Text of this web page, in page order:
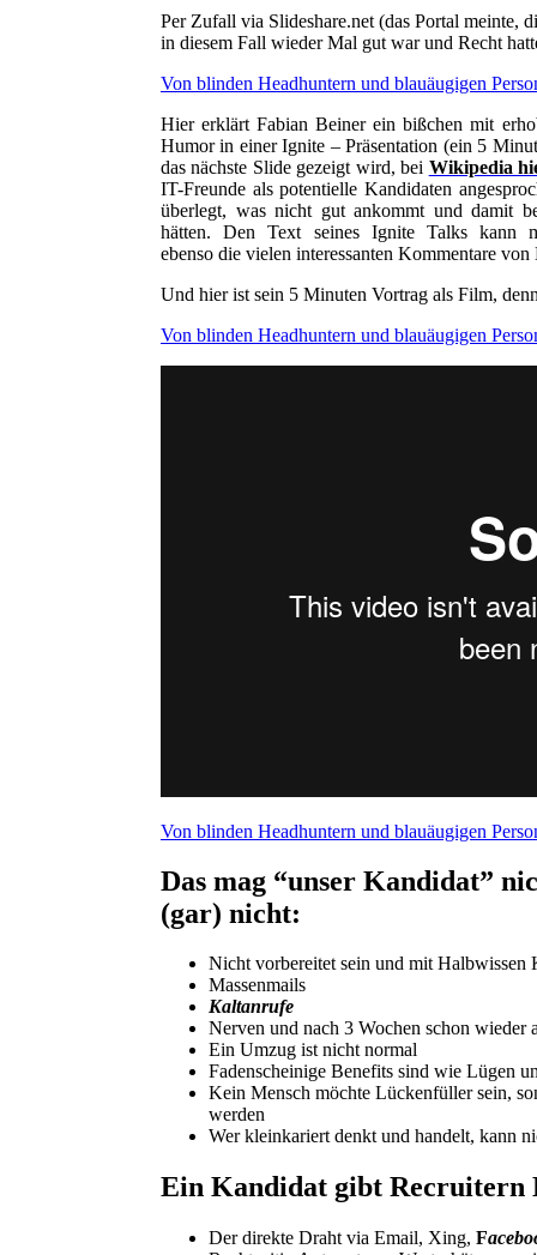
Per Zufall via Slideshare.net (das Portal meinte,
in diesem Fall wieder Mal gut war und Recht
Von blinden Headhuntern und blauäugigen
Hier erklärt Fabian Beiner ein bißchen mit
Humor in einer Ignite – Präsentation (ein 5
das nächste Slide gezeigt wird, bei Wikipedia
IT-Freunde als potentielle Kandidaten
überlegt, was nicht gut ankommt und damit
hätten. Den Text seines Ignite Talks
ebenso die vielen interessanten Kommentare
Und hier ist sein 5 Minuten Vortrag als Film,
Von blinden Headhuntern und blauäugigen
Von blinden Headhuntern und blauäugigen
Das mag “unser Kandidat”
(gar) nicht:
Nicht vorbereitet sein und mit Halbwissen
Massenmails
Kaltanrufe
Nerven und nach 3 Wochen schon wieder
Ein Umzug ist nicht normal
Fadenscheinige Benefits sind wie Lügen
Kein Mensch möchte Lückenfüller sein,
werden
Wer kleinkariert denkt und handelt, kann
Ein Kandidat gibt Recruitern
Der direkte Draht via Email, Xing, F